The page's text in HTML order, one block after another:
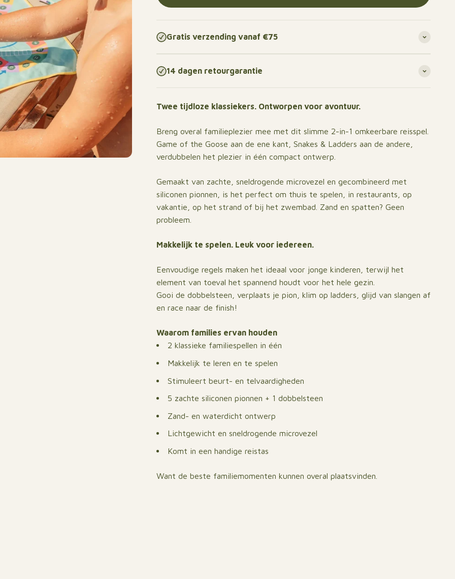
Gratis verzending vanaf €75
14 dagen retourgarantie
Twee tijdloze klassiekers. Ontworpen voor avontuur.
Breng overal familieplezier mee met dit slimme 2-in-1 omkeerbare reisspel.
Game of the Goose aan de ene kant, Snakes & Ladders aan de andere,
verdubbelen het plezier in één compact ontwerp.
Gemaakt van zachte, sneldrogende microvezel en gecombineerd met
siliconen pionnen, is het perfect om thuis te spelen, in restaurants, op
vakantie, op het strand of bij het zwembad. Zand en spatten? Geen
probleem.
Makkelijk te spelen. Leuk voor iedereen.
Eenvoudige regels maken het ideaal voor jonge kinderen, terwijl het
element van toeval het spannend houdt voor het hele gezin.
Gooi de dobbelsteen, verplaats je pion, klim op ladders, glijd van slangen af
en race naar de finish!
Waarom families ervan houden
2 klassieke familiespellen in één
Makkelijk te leren en te spelen
Stimuleert beurt- en telvaardigheden
5 zachte siliconen pionnen + 1 dobbelsteen
Zand- en waterdicht ontwerp
Lichtgewicht en sneldrogende microvezel
Komt in een handige reistas
Want de beste familiemomenten kunnen overal plaatsvinden.